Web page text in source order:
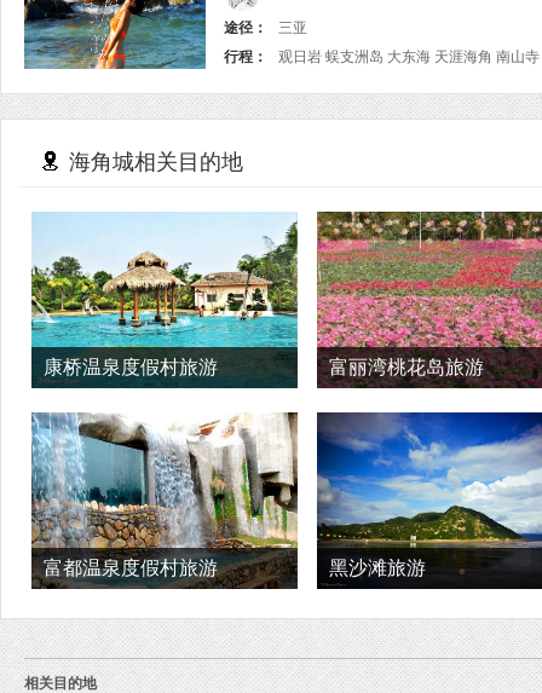
途径：
三亚
行程：
海角城相关目的地
康桥温泉度假村旅游 富丽湾桃花岛旅游
富都温泉度假村旅游 黑沙滩旅游
相关目的地